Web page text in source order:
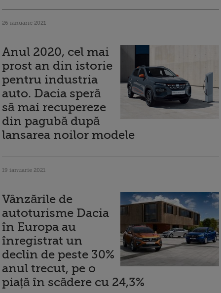
26 ianuarie 2021
Anul 2020, cel mai
prost an din istorie
pentru industria
auto. Dacia speră
să mai recupereze
din pagubă după
lansarea noilor modele
19 ianuarie 2021
Vânzările de
autoturisme Dacia
în Europa au
înregistrat un
declin de peste 30%
anul trecut, pe o
piață în scădere cu 24,3%